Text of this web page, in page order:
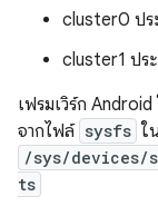
cluster0 ปร
cluster1 ปร
เฟรมเวิร์ก
จากไฟล์ sysfs ใ
/sys/devices/
ts